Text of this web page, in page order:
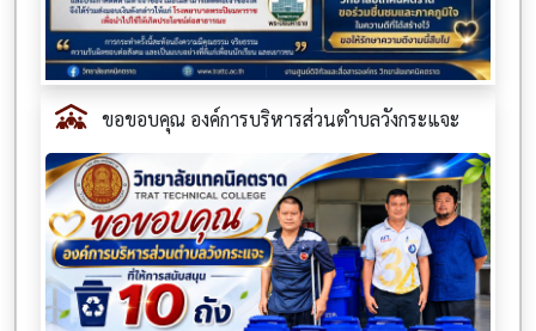
ขอขอบคุณ องค์การบริหารส่วนตำบลวังกระแจะ